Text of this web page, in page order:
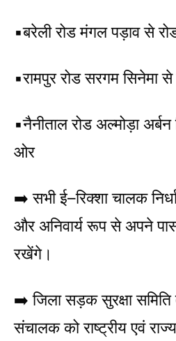
▪️बरेली रोड मंगल पड़ाव से
▪️रामपुर रोड सरगम सिनेमा
▪️नैनीताल रोड अल्मोड़ा
ओर
➡️ सभी ई–रिक्शा चालक
और अनिवार्य रूप से अपने
रखेंगे।
➡️ जिला सड़क सुरक्षा समिति
संचालक को राष्ट्रीय एवं राज्य